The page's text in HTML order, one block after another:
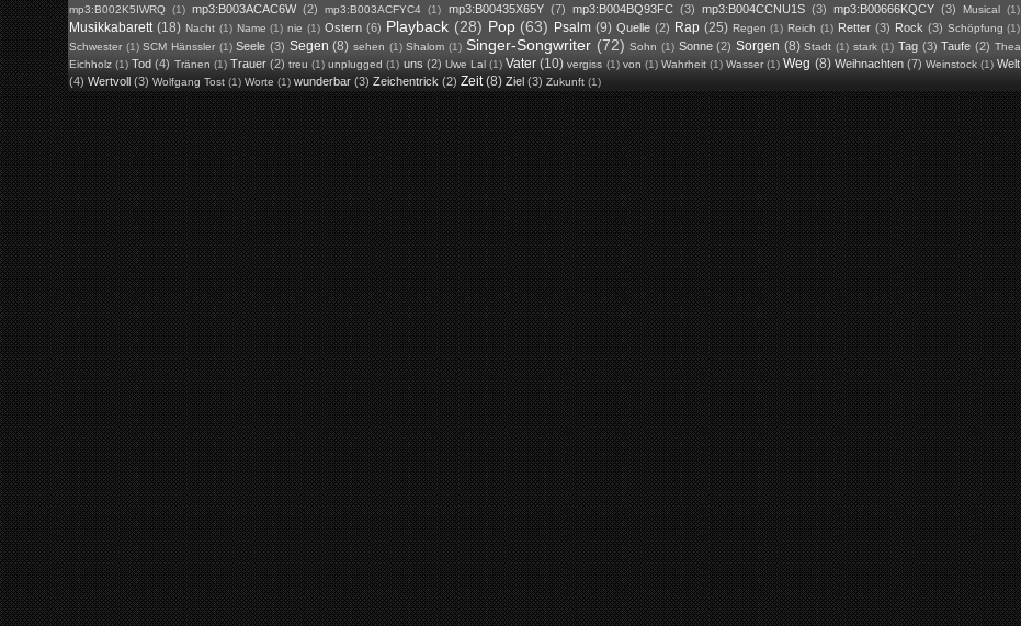
mp3:B002K5IWRQ (1) mp3:B003ACAC6W (2) mp3:B003ACFYC4 (1) mp3:B00435X65Y (7) mp3:B004BQ93FC (3) mp3:B004CCNU1S (3) mp3:B00666KQCY (3) Musical (1)
Musikkabarett (18) Nacht (1) Name (1) nie (1) Ostern (6) Playback (28) Pop (63) Psalm (9) Quelle (2) Rap (25) Regen (1) Reich (1) Retter (3) Rock (3) Schöpfung (1)
Schwester (1) SCM Hänssler (1) Seele (3) Segen (8) sehen (1) Shalom (1) Singer-Songwriter (72) Sohn (1) Sonne (2) Sorgen (8) Stadt (1) stark (1) Tag (3) Taufe (2) Thea
Eichholz (1) Tod (4) Tränen (1) Trauer (2) treu (1) unplugged (1) uns (2) Uwe Lal (1) Vater (10) vergiss (1) von (1) Wahrheit (1) Wasser (1) Weg (8) Weihnachten (7) Weinstock (1) Welt
(4) Wertvoll (3) Wolfgang Tost (1) Worte (1) wunderbar (3) Zeichentrick (2) Zeit (8) Ziel (3) Zukunft (1)